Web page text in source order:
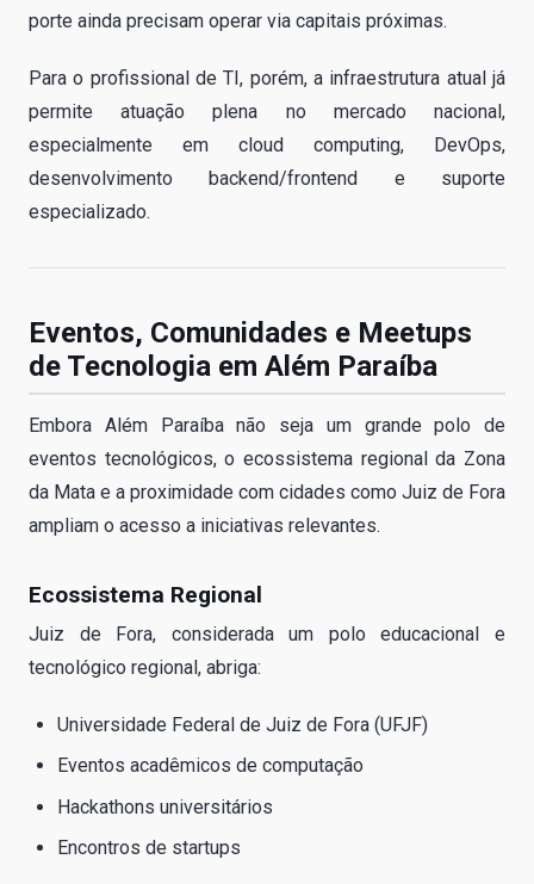
porte ainda precisam operar via capitais próximas.
Para o profissional de TI, porém, a infraestrutura atual já
permite atuação plena no mercado nacional,
especialmente em cloud computing, DevOps,
desenvolvimento backend/frontend e suporte
especializado.
Eventos, Comunidades e Meetups
de Tecnologia em Além Paraíba
Embora Além Paraíba não seja um grande polo de
eventos tecnológicos, o ecossistema regional da Zona
da Mata e a proximidade com cidades como Juiz de Fora
ampliam o acesso a iniciativas relevantes.
Ecossistema Regional
Juiz de Fora, considerada um polo educacional e
tecnológico regional, abriga:
Universidade Federal de Juiz de Fora (UFJF)
Eventos acadêmicos de computação
Hackathons universitários
Encontros de startups